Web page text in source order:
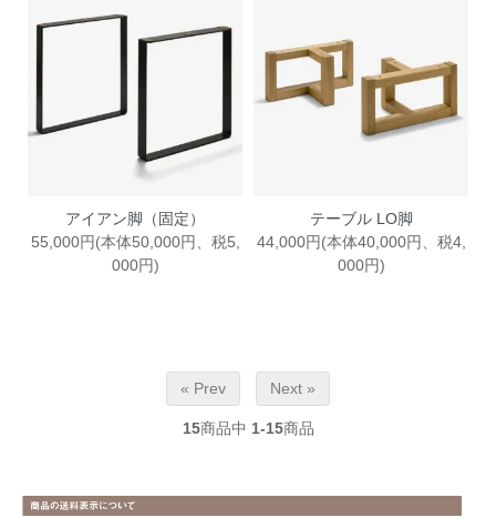
アイアン脚（固定）
55,000円(本体50,000円、税5,
000円)
テーブル LO脚
44,000円(本体40,000円、税4,
000円)
« Prev Next »
15商品中 1-15商品